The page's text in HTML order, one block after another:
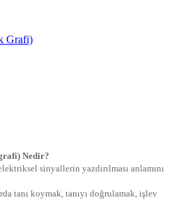
Grafi)
Nedir?
sinyallerin yazdırılması anlamını
tanı koymak, tanıyı doğrulamak, işlev